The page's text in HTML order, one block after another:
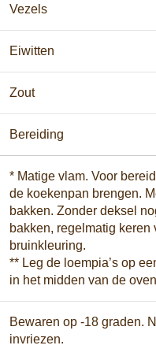
Vezels
Eiwitten
Zout
Bereiding
* Matige vlam. Voor
de koekenpan brengen.
bakken. Zonder deksel
bakken, regelmatig
bruinkleuring.
** Leg de loempia’s op
in het midden van de
Bewaren op -18 graden.
invriezen.